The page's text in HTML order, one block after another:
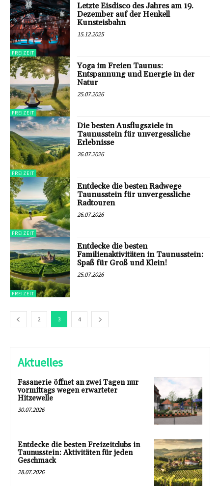
FREIZEIT
Letzte Eisdisco des Jahres am 19.
Dezember auf der Henkell
Kunsteisbahn
15.12.2025
FREIZEIT
Yoga im Freien Taunus:
Entspannung und Energie in der
Natur
25.07.2026
FREIZEIT
Die besten Ausflugsziele in
Taunusstein für unvergessliche
Erlebnisse
26.07.2026
FREIZEIT
Entdecke die besten Radwege
Taunusstein für unvergessliche
Radtouren
26.07.2026
FREIZEIT
Entdecke die besten
Familienaktivitäten in Taunusstein:
Spaß für Groß und Klein!
25.07.2026
2 3 4
Aktuelles
Fasanerie öffnet an zwei Tagen nur
vormittags wegen erwarteter
Hitzewelle
30.07.2026
Entdecke die besten Freizeitclubs in
Taunusstein: Aktivitäten für jeden
Geschmack
28.07.2026